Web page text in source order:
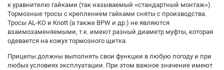
к уравнителю гайками (так называемый «стандартный монтаж»).
Тормозные тросы с креплением гайками сняты с производства.
Тросы AL-KO и Knott (а также BPW и др.) не являются
взаимозаменяемыми, т.к. имеют разный диаметр муфты, которая
одевается на кожух тормозного щитка.
Прицепы должны выполнять свои функции в любую погоду и при
любых условиях эксплуатации. При этом важное значение имеют